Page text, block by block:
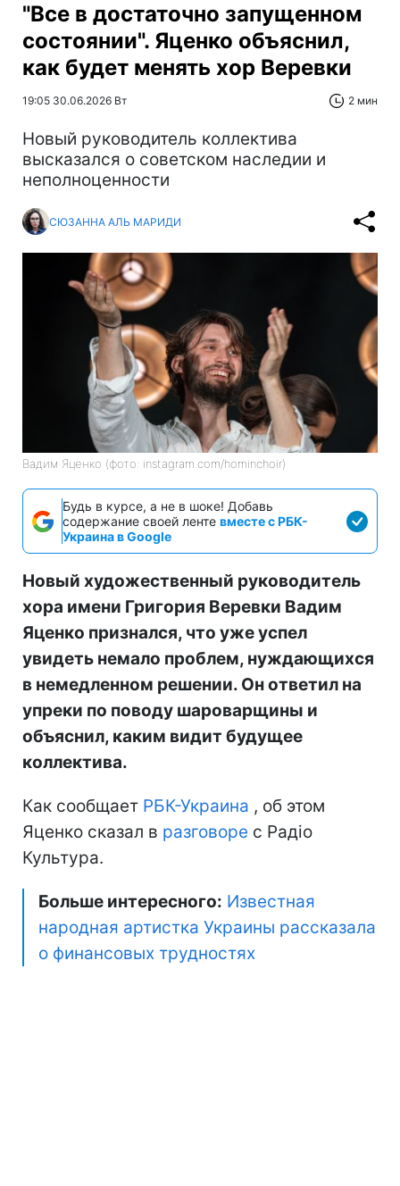
"Все в достаточно запущенном
состоянии". Яценко объяснил,
как будет менять хор Веревки
19:05 30.06.2026 Вт 2 мин
Новый руководитель коллектива
высказался о советском наследии и
неполноценности
СЮЗАННА АЛЬ МАРИДИ
Вадим Яценко (фото: instagram.com/hominchoir)
Будь в курсе, а не в шоке! Добавь
содержание своей ленте вместе с РБК-
Украина в Google
Новый художественный руководитель
хора имени Григория Веревки Вадим
Яценко признался, что уже успел
увидеть немало проблем, нуждающихся
в немедленном решении. Он ответил на
упреки по поводу шароварщины и
объяснил, каким видит будущее
коллектива.
Как сообщает РБК-Украина , об этом
Яценко сказал в разговоре с Радіо
Культура.
Больше интересного: Известная
народная артистка Украины рассказала
о финансовых трудностях